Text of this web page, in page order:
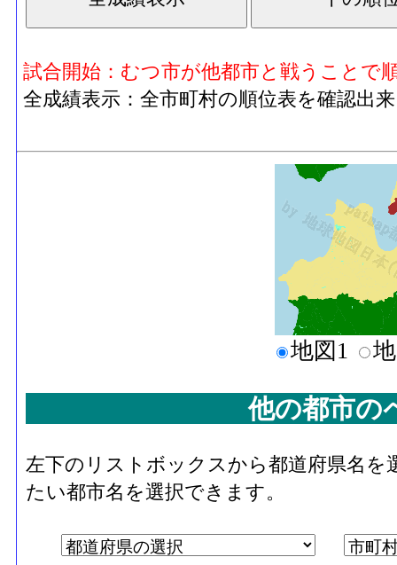
試合開始：むつ市が他都市と戦うことで
全成績表示：全市町村の順位表を確認出
地図1
他の都市の
左下のリストボックスから都道府県名
たい都市名を選択できます。